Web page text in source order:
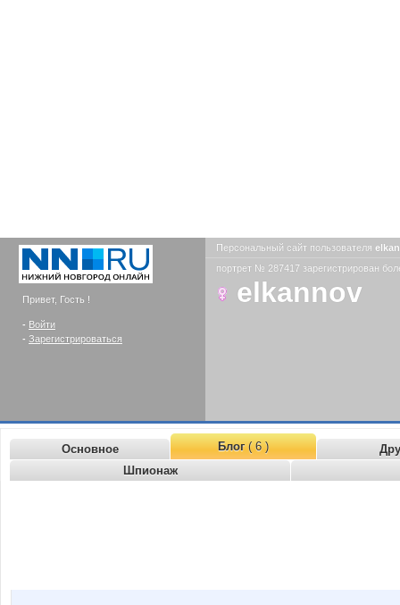
Привет, Гость !
- Войти
- Зарегистрироваться
Персональный сайт пользователя
портрет № 287417 зарегистрирован
elkannov
Основное Блог( 6 )
Шпионаж